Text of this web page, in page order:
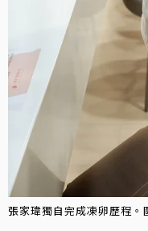
張家瑋獨自完成凍卵歷程。